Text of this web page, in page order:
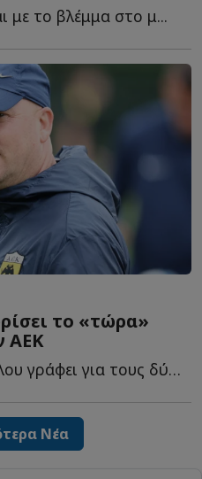
με το βλέμμα στο μ...
το «τώρα»
ΑΕΚ
Ο Βαγγέλης Αρναούτογλου γράφει για τους δύο ξεκάθαρους σ...
Νέα